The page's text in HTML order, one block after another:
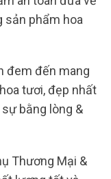
sản phẩm hoa
đem đến mang
tươi, đẹp nhất
bằng lòng &
Thương Mại &